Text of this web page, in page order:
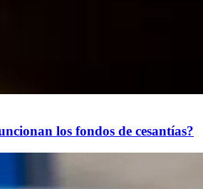
los fondos de cesantías?